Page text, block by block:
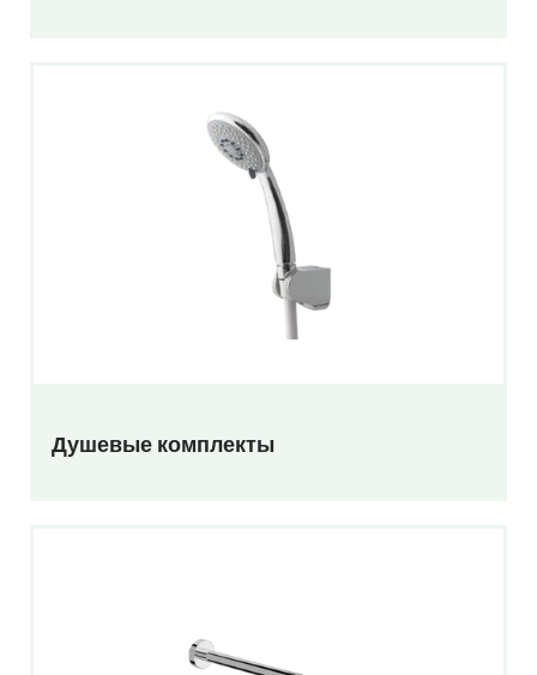
Душевые комплекты